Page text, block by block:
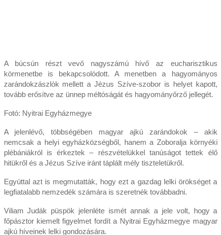
A búcsún részt vevő nagyszámú hívő az eucharisztikus
körmenetbe is bekapcsolódott. A menetben a hagyományos
zarándokzászlók mellett a Jézus Szíve-szobor is helyet kapott,
tovább erősítve az ünnep méltóságát és hagyományőrző jellegét.
Fotó: Nyitrai Egyházmegye
A jelenlévő, többségében magyar ajkú zarándokok – akik
nemcsak a helyi egyházközségből, hanem a Zoboralja környéki
plébániákról is érkeztek – részvételükkel tanúságot tettek élő
hitükről és a Jézus Szíve iránt táplált mély tiszteletükről.
Egyúttal azt is megmutatták, hogy ezt a gazdag lelki örökséget a
legfiatalabb nemzedék számára is szeretnék továbbadni.
Viliam Judák püspök jelenléte ismét annak a jele volt, hogy a
főpásztor kiemelt figyelmet fordít a Nyitrai Egyházmegye magyar
ajkú híveinek lelki gondozására.